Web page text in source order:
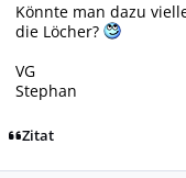
Könnte man dazu
die Löcher?
VG
Stephan
Zitat